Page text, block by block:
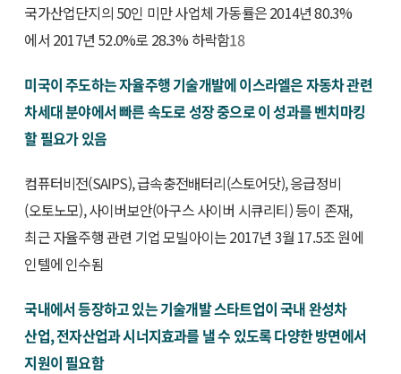
국가산업단지의 50인 미만 사업체 가동률은 2014년 80.3%
에서 2017년 52.0%로 28.3% 하락함18
미국이 주도하는 자율주행 기술개발에 이스라엘은 자동차 관련
차세대 분야에서 빠른 속도로 성장 중으로 이 성과를 벤치마킹
할 필요가 있음
컴퓨터비전(SAIPS), 급속충전배터리(스토어닷), 응급정비
(오토노모), 사이버보안(아구스 사이버 시큐리티) 등이 존재,
최근 자율주행 관련 기업 모빌아이는 2017년 3월 17.5조 원에
인텔에 인수됨
국내에서 등장하고 있는 기술개발 스타트업이 국내 완성차
산업, 전자산업과 시너지효과를 낼 수 있도록 다양한 방면에서
지원이 필요함